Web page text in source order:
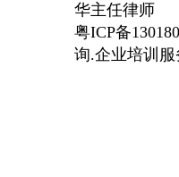
华主任律师
粤ICP备
询.企业培训服